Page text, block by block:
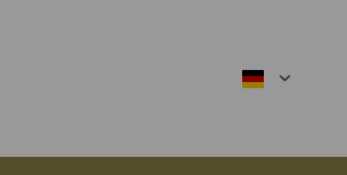
deutsch